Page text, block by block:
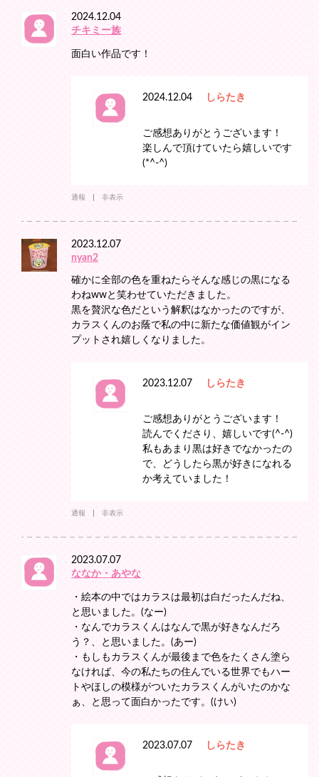
2024.12.04
チキミー族
面白い作品です！
2024.12.04 しらたき
ご感想ありがとうございます！
楽しんで頂けていたら嬉しいです
(*^-^)
通報 非表示
2023.12.07
nyan2
確かに全部の色を重ねたらそんな感じの黒になる
わねwwと笑わせていただきました。
黒を贅沢な色だという解釈はなかったのですが、
カラスくんのお蔭で私の中に新たな価値観がイン
プットされ嬉しくなりました。
2023.12.07 しらたき
ご感想ありがとうございます！
読んでくださり、嬉しいです(^-^)
私もあまり黒は好きでなかったの
で、どうしたら黒が好きになれる
か考えていました！
通報 非表示
2023.07.07
ななか・あやな
‎・絵本の中ではカラスは最初は白だったんだね、
と思いました。(なー)
・なんでカラスくんはなんで黒が好きなんだろ
う？、と思いました。(あー)
・もしもカラスくんが最後まで色をたくさん塗ら
なければ、今の私たちの住んでいる世界でもハー
トやほしの模様がついたカラスくんがいたのかな
ぁ、と思って面白かったです。(けい)
2023.07.07 しらたき